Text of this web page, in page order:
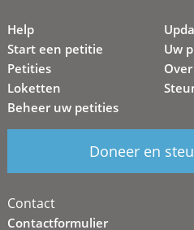
Help
Start een petitie
Petities
Loketten
Beheer uw petities
Uw
Doneer en
Contact
Contactformulier